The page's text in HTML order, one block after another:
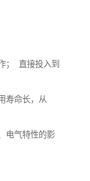
； 直接投入到
寿命长，从
电气特性的影